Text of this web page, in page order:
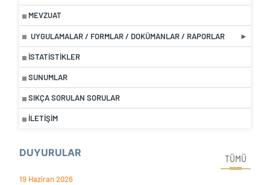
MEVZUAT
UYGULAMALAR / FORMLAR / DOKÜMANLAR / RAPORLAR
İSTATISTIKLER
SUNUMLAR
SIKÇA SORULAN SORULAR
İLETIŞIM
DUYURULAR
TÜMÜ
19 Haziran 2026